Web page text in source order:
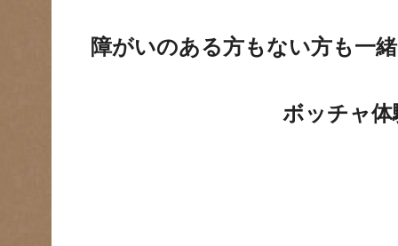
障がいのある方もない方も一
ボッチャ体験会